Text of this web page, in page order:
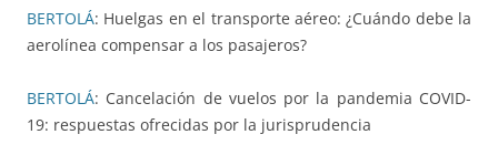
BERTOLÁ: Huelgas en el transporte aéreo: ¿Cuándo debe la
aerolínea compensar a los pasajeros?
BERTOLÁ: Cancelación de vuelos por la pandemia COVID-
19: respuestas ofrecidas por la jurisprudencia